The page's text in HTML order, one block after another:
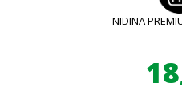
NIDINA
18